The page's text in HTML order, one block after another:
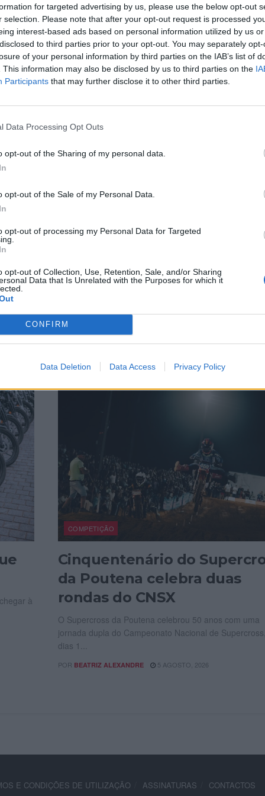
for targeted advertising by us, please use the below opt-out
selection. Please note that after your opt-out request is processed
interest-based ads based on personal information utilized by us
to third parties prior to your opt-out. You may separately
of your personal information by third parties on the IAB’s list of
This information may also be disclosed by us to third parties on the
Participants that may further disclose it to other third parties.
Data Processing Opt Outs
opt-out of the Sharing of my personal data.
opt-out of the Sale of my Personal Data.
opt-out of processing my Personal Data for Targeted
opt-out of Collection, Use, Retention, Sale, and/or Sharing
Data that Is Unrelated with the Purposes for which it
CONFIRM
Data Deletion Data Access Privacy Policy
das
NOTÍCIAS
agita a Bagger World Cup
A FIM Harley-Davidson Bagger World Cup regressa ao
Circuito de Silverstone de 7 a 9 de agosto para a...
à
COMPETIÇÃO
Cinquentenário do
da Poutena celebra duas
rondas do CNSX
O Supercross da Poutena celebrou 50 anos com uma
jornada dupla do Campeonato Nacional de
dias 1...
POR BEATRIZ ALEXANDRE 5 AGOSTO, 2026
E CONDIÇÕES DE UTILIZAÇÃO ASSINATURAS CONTACTOS